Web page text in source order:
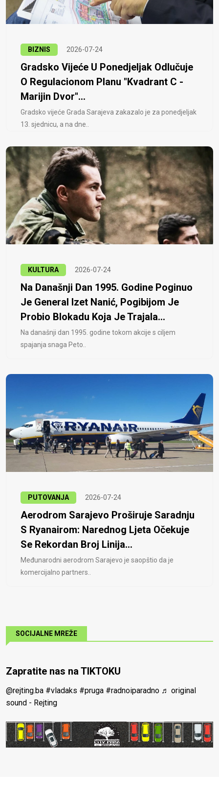
BIZNIS 2026-07-24
Gradsko Vijeće U Ponedjeljak Odlučuje
O Regulacionom Planu "Kvadrant C -
Marijin Dvor"...
Gradsko vijeće Grada Sarajeva zakazalo je za ponedjeljak
13. sjednicu, a na dne..
KULTURA 2026-07-24
Na Današnji Dan 1995. Godine Poginuo
Je General Izet Nanić, Pogibijom Je
Probio Blokadu Koja Je Trajala...
Na današnji dan 1995. godine tokom akcije s ciljem
spajanja snaga Peto..
PUTOVANJA 2026-07-24
Aerodrom Sarajevo Proširuje Saradnju
S Ryanairom: Narednog Ljeta Očekuje
Se Rekordan Broj Linija...
Međunarodni aerodrom Sarajevo je saopštio da je
komercijalno partners..
SOCIJALNE MREŽE
Zapratite nas na TIKTOKU
@rejting.ba #vladaks #pruga #radnoiparadno ♬ original
sound - Rejting